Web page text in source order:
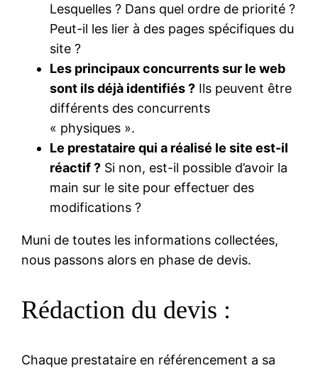
Lesquelles ? Dans quel ordre de priorité ?
Peut-il les lier à des pages spécifiques du
site ?
Les principaux concurrents sur le web
sont ils déjà identifiés ? Ils peuvent être
différents des concurrents
« physiques ».
Le prestataire qui a réalisé le site est-il
réactif ? Si non, est-il possible d’avoir la
main sur le site pour effectuer des
modifications ?
Muni de toutes les informations collectées,
nous passons alors en phase de devis.
Rédaction du devis :
Chaque prestataire en référencement a sa